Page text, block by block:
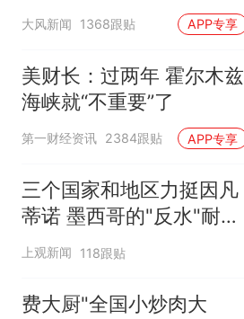
队
大风新闻 1368跟贴 APP专享
美财长：过两年 霍尔木兹
海峡就“不重要”了
第一财经资讯 2384跟贴 APP专享
三个国家和地区力挺因凡
蒂诺 墨西哥的"反水"耐人
寻味
上观新闻 118跟贴
费大厨"全国小炒肉大